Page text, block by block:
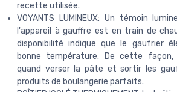
recette utilisée.
VOYANTS LUMINEUX: Un témoin
l'appareil à gauffre est en train de
disponibilité indique que le gaufrier
bonne température. De cette façon,
quand verser la pâte et sortir les
produits de boulangerie parfaits.